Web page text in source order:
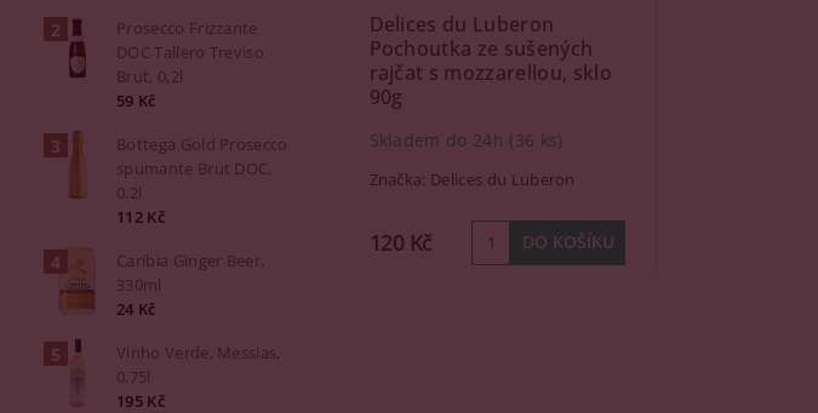
Prosecco Frizzante
DOC Tallero Treviso
Brut, 0,2l
59 Kč
Bottega Gold Prosecco
spumante Brut DOC,
0,2l
112 Kč
Caribia Ginger Beer,
330ml
24 Kč
Vinho Verde, Messias,
0,75l
195 Kč
Delices du Luberon
Pochoutka ze sušených
rajčat s mozzarellou, sklo
90g
Skladem do 24h (36 ks)
Značka: Delices du Luberon
120 Kč